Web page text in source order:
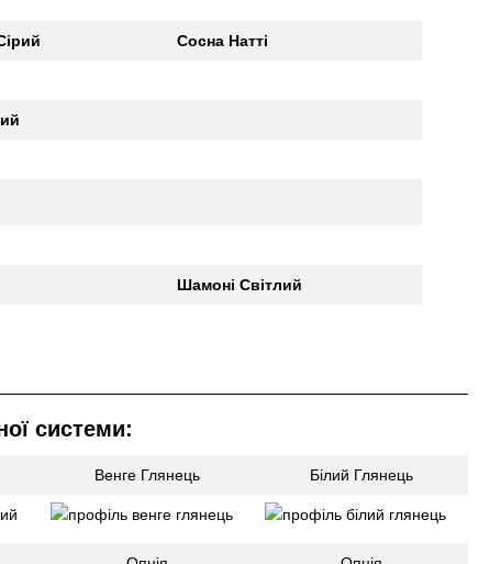
Сосна Натті
Шамоні Світлий
системи:
Венге Глянець Білий Глянець